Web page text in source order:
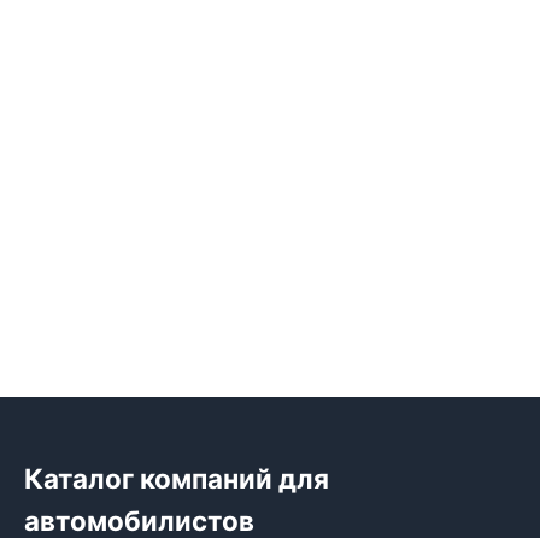
Каталог компаний для
автомобилистов